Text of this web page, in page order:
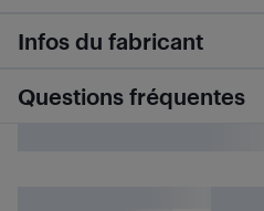
Infos du fabricant
Questions fréquentes